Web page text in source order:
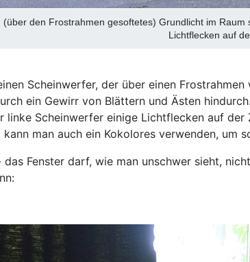
den Frostrahmen gesoftetes) Grundlicht im
Lichtflecken auf
Scheinwerfer, der über einen
ein Gewirr von Blättern und Ästen
linke Scheinwerfer einige Lichtflecken auf
man auch ein Kokolores verwenden, um
Fenster darf, wie man unschwer sieht,